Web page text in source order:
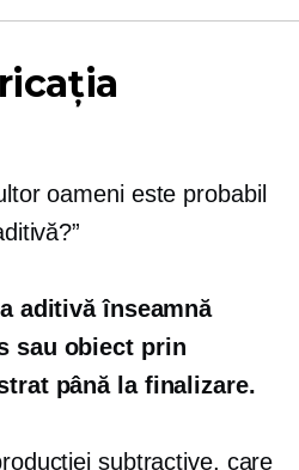
oameni este probabil
aditivă înseamnă
sau obiect prin
până la finalizare.
subtractive, care